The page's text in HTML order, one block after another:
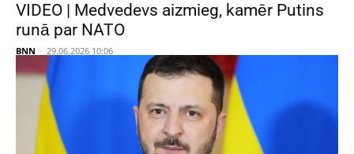
VIDEO | Medvedevs aizmieg, kamēr Putins
runā par NATO
BNN - 29.06.2026 10:06